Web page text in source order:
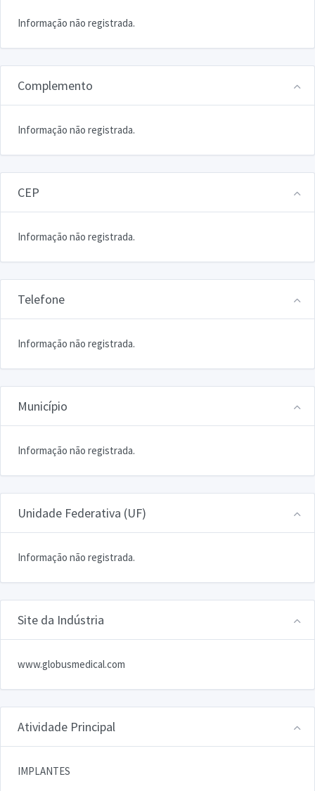
Informação não registrada.
Complemento
Informação não registrada.
CEP
Informação não registrada.
Telefone
Informação não registrada.
Município
Informação não registrada.
Unidade Federativa (UF)
Informação não registrada.
Site da Indústria
www.globusmedical.com
Atividade Principal
IMPLANTES